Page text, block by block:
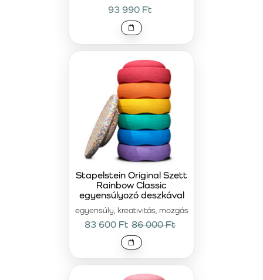
mindennapi használatra. Gyerekeknek és felnőtteknek
Stapelstein® készletek – Hozza létre saját
gyűjteményét
Válasszon kínálatunkból Stapelstein® készleteket, és
hozza létre saját egyedi gyűjteményét. Legyen szó lágy
pasztell árnyalatokról, élénk szivárványos színekről vagy
modern dizájnról, minden készlet szórakoztató és
egészséges lehetőséget kínál a mozgásra és tanulásra.
Fedezze fel a Stapelstein® készletek világát még ma!
93 990 Ft
egyensúly, kreativitás, mozgás
Stapelstein Original Szett
Rainbow Classic
egyensúlyozó deszkával
83 600 Ft 86 000 Ft